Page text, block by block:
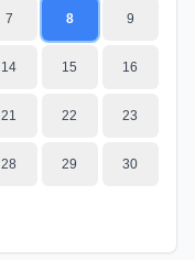
7 8 9
14 15 16
21 22 23
28 29 30